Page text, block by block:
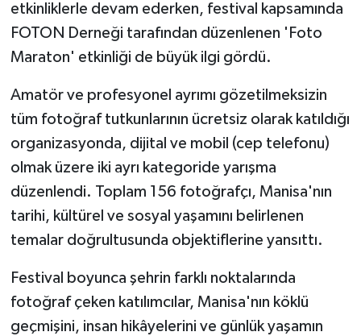
etkinliklerle devam ederken, festival kapsamında
FOTON Derneği tarafından düzenlenen 'Foto
Maraton' etkinliği de büyük ilgi gördü.
Amatör ve profesyonel ayrımı gözetilmeksizin
tüm fotoğraf tutkunlarının ücretsiz olarak katıldığı
organizasyonda, dijital ve mobil (cep telefonu)
olmak üzere iki ayrı kategoride yarışma
düzenlendi. Toplam 156 fotoğrafçı, Manisa'nın
tarihi, kültürel ve sosyal yaşamını belirlenen
temalar doğrultusunda objektiflerine yansıttı.
Festival boyunca şehrin farklı noktalarında
fotoğraf çeken katılımcılar, Manisa'nın köklü
geçmişini, insan hikâyelerini ve günlük yaşamın